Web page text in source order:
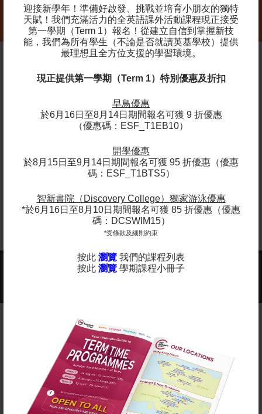
迎接新學年！準備好啟發、挑戰並培育小朋友的獨特
天賦！我們充滿活力的全英語課外活動課程現正接受
第一學期（Term 1）報名！ 從建立自信到掌握新技
能，我們為所有學生（不論是否就讀英基學校）提供
最理想且全方位支援的學習環境。
現正提供第一學期（Term 1）特別優惠及折扣
早鳥優惠
於6月16日至8月14日期間報名可獲 9 折優惠
（優惠碼：ESF_T1EB10）
開學優惠
於8月15日至9月14日期間報名可獲 95 折優惠（優惠
碼：ESF_T1BTS5）
智新書院（Discovery College）獨家游泳優惠
*於6月16日至8月10日期間報名可獲 85 折優惠（優惠
碼：DCSWIM15）
*受條款及細則約束
按此 瀏覽 我們的課程列表
按此 瀏覽 學期課程小冊子
實證
「我的孖生兒子各自加入英基的網球隊已有
一年半，現在每逢週末，我們全家可以一起
- Jun
2025-2026年度課程現正接受報名 -
英基探新提供各種適合所有學齡的課程。 除體育課程和
語言學習外，我們還設有藝術、STEM 和遊戲小組課
程。
在上面點擊「了解更多」查看我們的學期表。